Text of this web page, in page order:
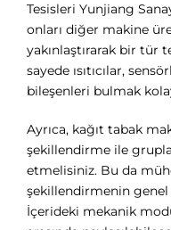
Tesisleri Yunjiang
onları diğer makine
yakınlaştırarak bir tür
sayede ısıtıcılar,
bileşenleri bulmak
Ayrıca, kağıt tabak
şekillendirme ile
etmelisiniz. Bu da
şekillendirmenin genel
İçerideki mekanik